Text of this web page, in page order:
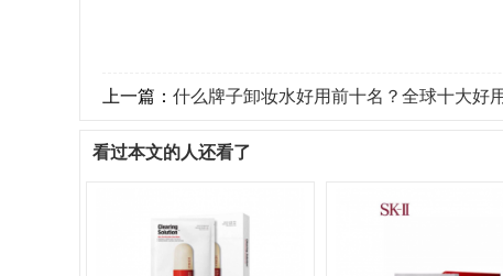
上一篇： 什么牌子卸妆水好用前十名？全球十大好
看过本文的人还看了